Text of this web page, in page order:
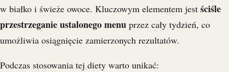
w białko i świeże owoce. Kluczowym elementem jest ściśle
przestrzeganie ustalonego menu przez cały tydzień, co
umożliwia osiągnięcie zamierzonych rezultatów.
Podczas stosowania tej diety warto unikać: